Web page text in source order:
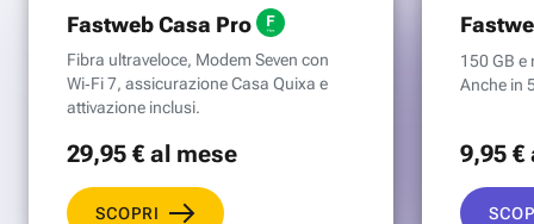
Fastweb Casa Pro
Fibra ultraveloce, Modem Seven con
Wi‑Fi 7, assicurazione Casa Quixa e
attivazione inclusi.
29,95 €al mese
SCOPRI
150 GB e
Anche in
9,95 €